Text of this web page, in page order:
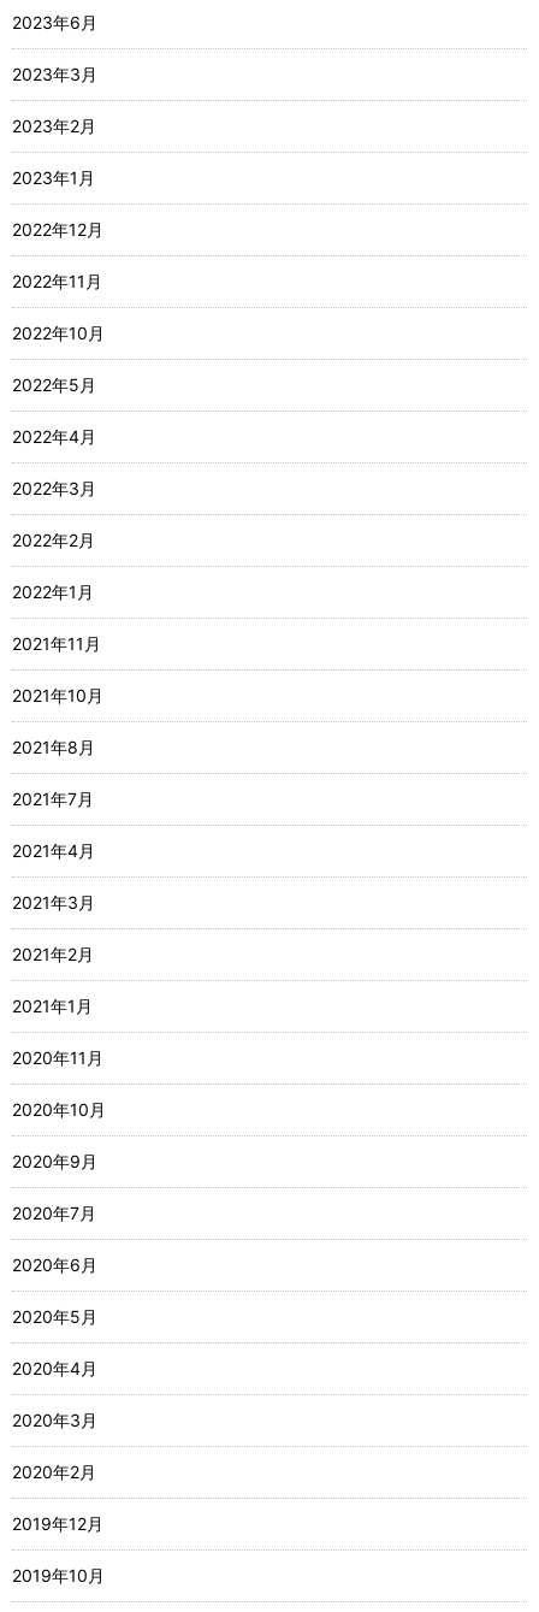
2023年6月
2023年3月
2023年2月
2023年1月
2022年12月
2022年11月
2022年10月
2022年5月
2022年4月
2022年3月
2022年2月
2022年1月
2021年11月
2021年10月
2021年8月
2021年7月
2021年4月
2021年3月
2021年2月
2021年1月
2020年11月
2020年10月
2020年9月
2020年7月
2020年6月
2020年5月
2020年4月
2020年3月
2020年2月
2019年12月
2019年10月